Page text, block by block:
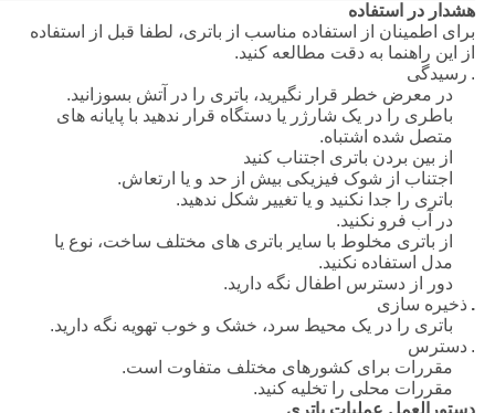
هشدار در استفاده
برای اطمینان از استفاده مناسب از باتری، لطفا قبل از استفاده
از این راهنما به دقت مطالعه کنید.
. رسیدگی
در معرض خطر قرار نگیرید، باتری را در آتش بسوزانید.
باطری را در یک شارژر یا دستگاه قرار ندهید با پایانه های
متصل شده اشتباه.
از بین بردن باتری اجتناب کنید
اجتناب از شوک فیزیکی بیش از حد و یا ارتعاش.
باتری را جدا نکنید و یا تغییر شکل ندهید.
در آب فرو نکنید.
از باتری مخلوط با سایر باتری های مختلف ساخت، نوع یا
مدل استفاده نکنید.
دور از دسترس اطفال نگه دارید.
. ذخیره سازی
باتری را در یک محیط سرد، خشک و خوب تهویه نگه دارید.
. دسترس
مقررات برای کشورهای مختلف متفاوت است.
مقررات محلی را تخلیه کنید.
دستورالعمل عملیات باتری